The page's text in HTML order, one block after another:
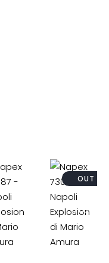
OUT
STOCK